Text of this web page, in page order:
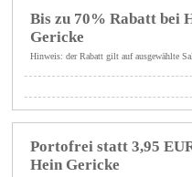
Bis zu 70% Rabatt bei
Gericke
Hinweis: der Rabatt gilt auf ausgewählte
Portofrei statt 3,95
Hein Gericke